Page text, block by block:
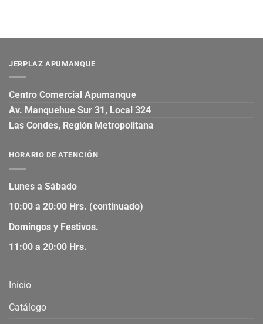
JERPLAZ APUMANQUE
Centro Comercial Apumanque
Av. Manquehue Sur 31, Local 324
Las Condes, Región Metropolitana
HORARIO DE ATENCIÓN
Lunes a Sábado
10:00 a 20:00 Hrs. (continuado)
Domingos y Festivos.
11:00 a 20:00 Hrs.
Inicio
Catálogo